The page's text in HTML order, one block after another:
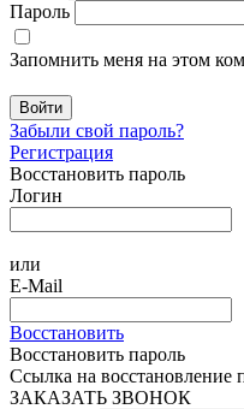
Пароль
Запомнить меня на этом
Войти
Забыли свой пароль?
Регистрация
Восстановить пароль
Логин
или
E-Mail
Восстановить
Восстановить пароль
Ссылка на восстановление
ЗАКАЗАТЬ ЗВОНОК